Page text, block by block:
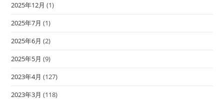
2025年12月 (1)
2025年7月 (1)
2025年6月 (2)
2025年5月 (9)
2023年4月 (127)
2023年3月 (118)